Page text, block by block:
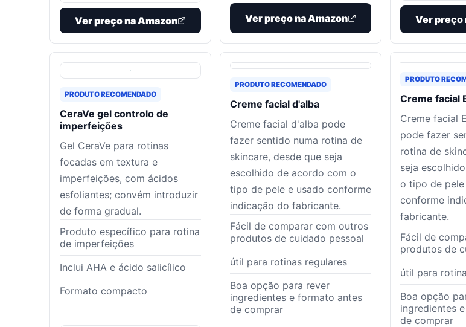
Ver preço na Amazon Ver preço na Amazon Ver preço
PRODUTO RECOMENDADO
CeraVe gel controlo de
imperfeições
Gel CeraVe para rotinas
focadas em textura e
imperfeições, com ácidos
esfoliantes; convém introduzir
de forma gradual.
Produto específico para rotina
de imperfeições
Inclui AHA e ácido salicílico
Formato compacto
PRODUTO RECOMENDADO
Creme facial d'alba
Creme facial d'alba pode
fazer sentido numa rotina de
skincare, desde que seja
escolhido de acordo com o
tipo de pele e usado conforme
indicação do fabricante.
Fácil de comparar com outros
produtos de cuidado pessoal
útil para rotinas regulares
Boa opção para rever
ingredientes e formato antes
de comprar
PRODUTO
Creme facial
Creme facial
pode fazer
rotina de
seja
o tipo de pele
conforme
fabricante.
Fácil de
produtos de
útil para
Boa opção
ingredientes
de comprar